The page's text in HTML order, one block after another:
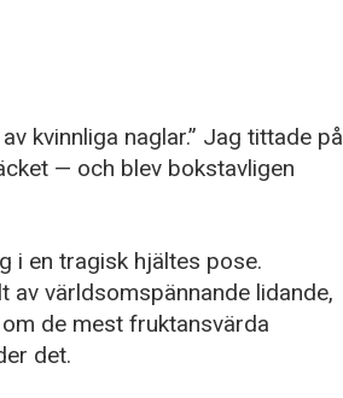
kvinnliga naglar.” Jag tittade på
— och blev bokstavligen
i en tragisk hjältes pose.
världsomspännande lidande,
de mest fruktansvärda
det.